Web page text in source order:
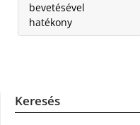
bevetésével
hatékony
Keresés